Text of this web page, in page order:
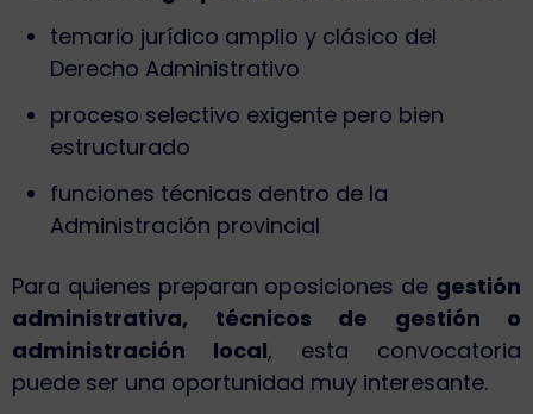
temario jurídico amplio y clásico del
Derecho Administrativo
proceso selectivo exigente pero bien
estructurado
funciones técnicas dentro de la
Administración provincial
Para quienes preparan oposiciones de gestión
administrativa, técnicos de gestión o
administración local, esta convocatoria
puede ser una oportunidad muy interesante.